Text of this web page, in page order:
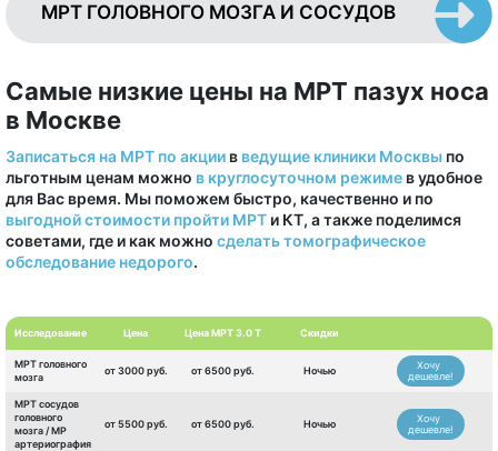
МРТ ГОЛОВНОГО МОЗГА И СОСУДОВ
Самые низкие цены на МРТ пазух носа
в Москве
Записаться на МРТ по акции в ведущие клиники Москвы по
льготным ценам можно в круглосуточном режиме в удобное
для Вас время. Мы поможем быстро, качественно и по
выгодной стоимости пройти МРТ и КТ, а также поделимся
советами, где и как можно сделать томографическое
обследование недорого.
Исследование Цена Цена МРТ 3.0 Т Скидки
МРТ головного
мозга
от 3000 руб. от 6500 руб. Ночью
Хочу
дешевле!
МРТ сосудов
головного
мозга / МР
артериография
от 5500 руб. от 6500 руб. Ночью
Хочу
дешевле!